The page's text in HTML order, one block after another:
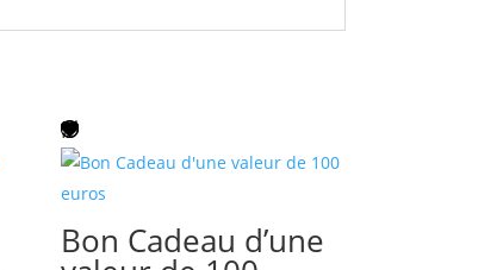
Bon Cadeau d’une